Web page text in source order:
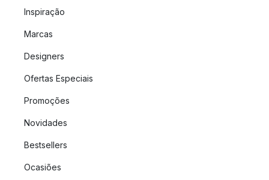
Inspiração
Marcas
Designers
Ofertas Especiais
Promoções
Novidades
Bestsellers
Ocasiões